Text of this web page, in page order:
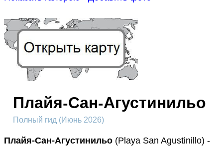
Плайя-Сан-Агустинильо
Полный гид (Июнь 2026)
Плайя-Сан-Агустинильо (Playa San Agustinillo) -